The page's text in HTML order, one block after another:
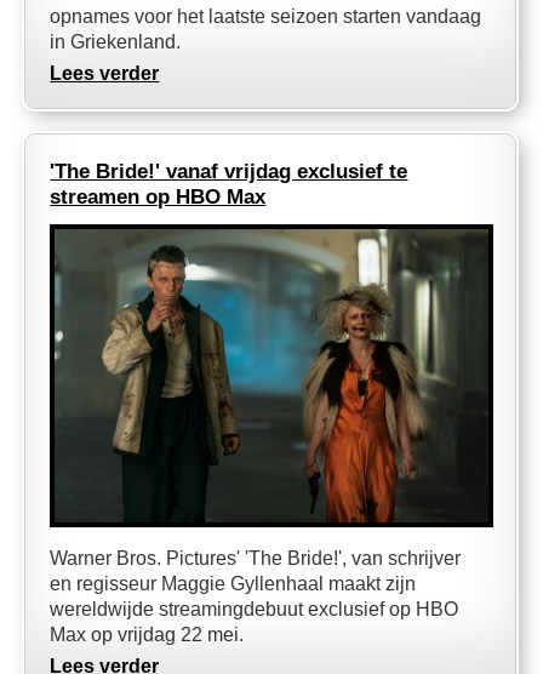
opnames voor het laatste seizoen starten vandaag
in Griekenland.
Lees verder
'The Bride!' vanaf vrijdag exclusief te
streamen op HBO Max
Warner Bros. Pictures' 'The Bride!', van schrijver
en regisseur Maggie Gyllenhaal maakt zijn
wereldwijde streamingdebuut exclusief op HBO
Max op vrijdag 22 mei.
Lees verder